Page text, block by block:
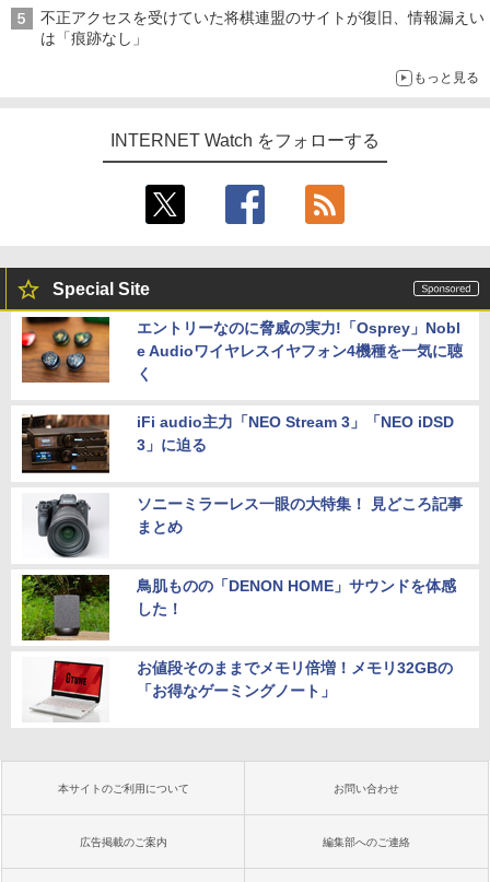
不正アクセスを受けていた将棋連盟のサイトが復旧、情報漏えい
は「痕跡なし」
もっと見る
INTERNET Watch をフォローする
Special Site
エントリーなのに脅威の実力!「Osprey」Nobl
e Audioワイヤレスイヤフォン4機種を一気に聴
く
iFi audio主力「NEO Stream 3」「NEO iDSD
3」に迫る
ソニーミラーレス一眼の大特集！ 見どころ記事
まとめ
鳥肌ものの「DENON HOME」サウンドを体感
した！
お値段そのままでメモリ倍増！メモリ32GBの
「お得なゲーミングノート」
本サイトのご利用について お問い合わせ
広告掲載のご案内 編集部へのご連絡